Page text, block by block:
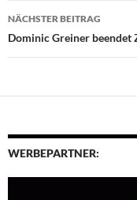
NÄCHSTER BEITRAG
Dominic Greiner beendet
WERBEPARTNER: